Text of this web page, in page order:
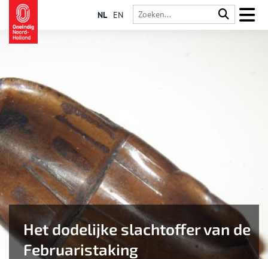
NL EN
Het dodelijke slachtoffer van de
Februaristaking